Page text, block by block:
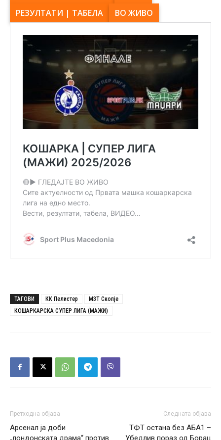
РЕЗУЛТАТИ | ТАБЕЛА
ВО ЖИВО
ТАГОВИ КК Пелистер
МЗТ Скопје
КОШАРКАРСКА СУПЕР ЛИГА (МАЖИ)
Претходна објава
Арсенал ја доби
„лондонската драма“ против
Следната објава
ТФТ остана без АБА1 –
Убедлив пораз од Борац